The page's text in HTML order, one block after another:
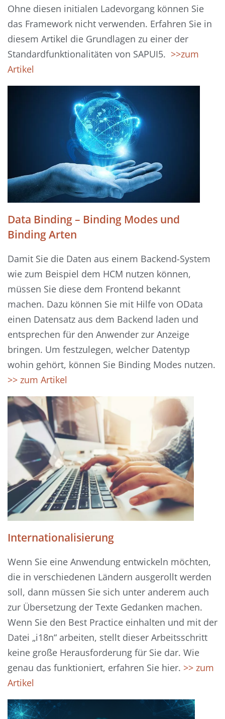
Ohne diesen initialen Ladevorgang können Sie
das Framework nicht verwenden. Erfahren Sie in
diesem Artikel die Grundlagen zu einer der
Standardfunktionalitäten von SAPUI5. >>zum
Artikel
Data Binding – Binding Modes und
Binding Arten
Damit Sie die Daten aus einem Backend-System
wie zum Beispiel dem HCM nutzen können,
müssen Sie diese dem Frontend bekannt
machen. Dazu können Sie mit Hilfe von OData
einen Datensatz aus dem Backend laden und
entsprechen für den Anwender zur Anzeige
bringen. Um festzulegen, welcher Datentyp
wohin gehört, können Sie Binding Modes nutzen.
>> zum Artikel
Internationalisierung
Wenn Sie eine Anwendung entwickeln möchten,
die in verschiedenen Ländern ausgerollt werden
soll, dann müssen Sie sich unter anderem auch
zur Übersetzung der Texte Gedanken machen.
Wenn Sie den Best Practice einhalten und mit der
Datei „i18n“ arbeiten, stellt dieser Arbeitsschritt
keine große Herausforderung für Sie dar. Wie
genau das funktioniert, erfahren Sie hier. >> zum
Artikel